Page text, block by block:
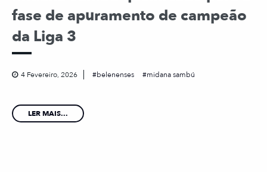
fase de apuramento de campeão
da Liga 3
4 Fevereiro, 2026 belenenses midana sambú
LER MAIS...